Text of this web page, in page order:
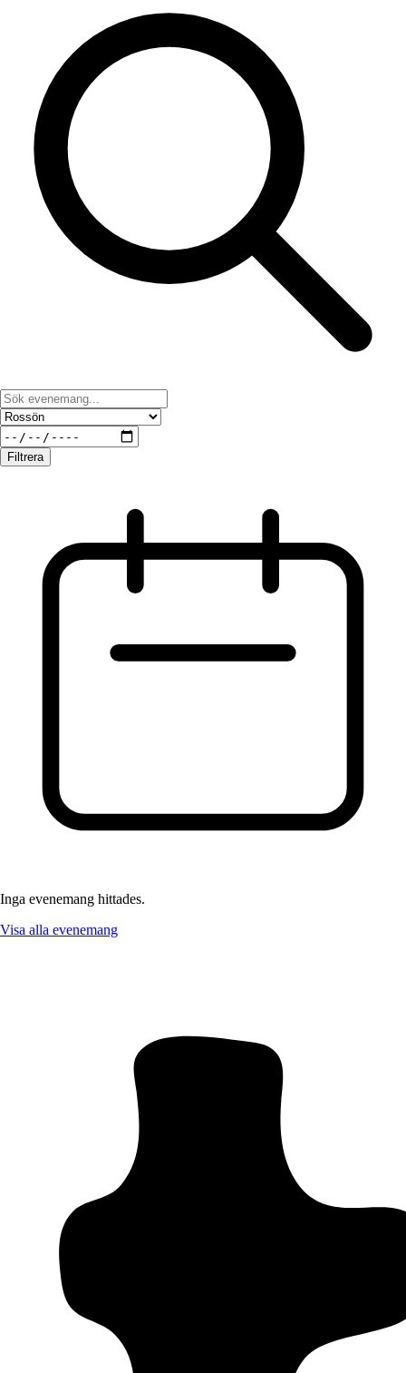
Filtrera
Inga evenemang hittades.
Visa alla evenemang